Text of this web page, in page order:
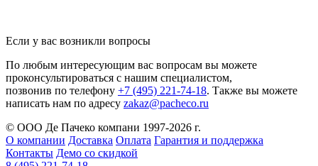
Если у вас возникли вопросы
По любым интересующим вас вопросам вы можете
проконсультироваться с нашим специалистом,
позвонив по телефону +7 (495) 221-74-18. Также вы можете
написать нам по адресу zakaz@pacheco.ru
© ООО Де Пачеко компани 1997-2026 г.
О компании Доставка Оплата Гарантия и поддержка
Контакты Демо со скидкой